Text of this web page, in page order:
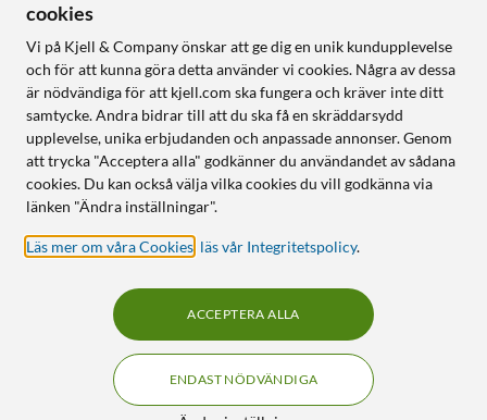
Följ oss
Handla från:
Sverige
Norge
KUNSKAP OCH TILLBEHÖR TILL
HEMELEKTRONIK
cookies
Vi på Kjell & Company önskar att ge dig en unik kundupplevelse
och för att kunna göra detta använder vi cookies. Några av dessa
är nödvändiga för att kjell.com ska fungera och kräver inte ditt
samtycke. Andra bidrar till att du ska få en skräddarsydd
upplevelse, unika erbjudanden och anpassade annonser. Genom
att trycka "Acceptera alla" godkänner du användandet av sådana
cookies. Du kan också välja vilka cookies du vill godkänna via
länken "Ändra inställningar".
Läs mer om våra Cookies läs vår Integritetspolicy.
ENDAST NÖDVÄNDIGA
ACCEPTERA ALLA